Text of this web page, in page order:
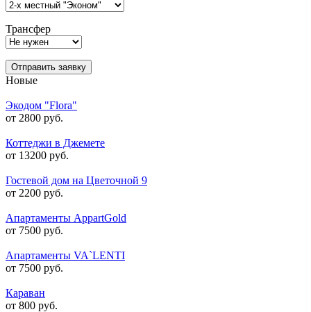
Трансфер
Отправить заявку
Новые
Экодом "Flora"
от 2800 руб.
Коттеджи в Джемете
от 13200 руб.
Гостевой дом на Цветочной 9
от 2200 руб.
Апартаменты AppartGold
от 7500 руб.
Апартаменты VA`LENTI
от 7500 руб.
Караван
от 800 руб.